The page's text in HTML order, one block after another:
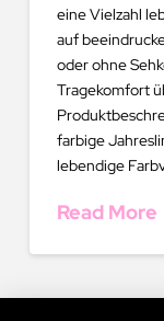
eine Vielzahl
auf
oder ohne
Tragekomfort
farbige
lebendige
Read More